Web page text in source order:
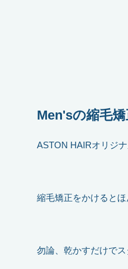
Men'sの縮毛
ASTON HAIRオリジ
縮毛矯正をかけるとほ
勿論、乾かすだけでス